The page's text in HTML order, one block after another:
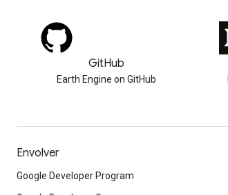
GitHub
Earth Engine on GitHub
Envolver
Google Developer Program